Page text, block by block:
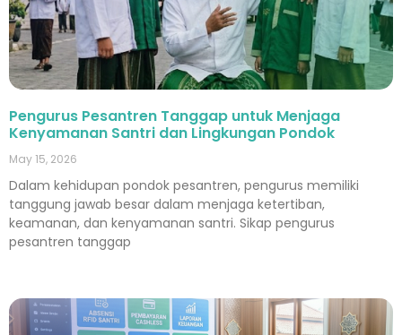
Pengurus Pesantren Tanggap untuk Menjaga
Kenyamanan Santri dan Lingkungan Pondok
May 15, 2026
Dalam kehidupan pondok pesantren, pengurus memiliki
tanggung jawab besar dalam menjaga ketertiban,
keamanan, dan kenyamanan santri. Sikap pengurus
pesantren tanggap